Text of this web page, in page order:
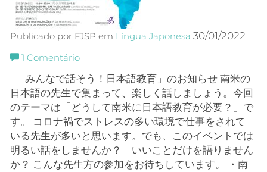
Publicado por FJSP em Língua Japonesa 30/01/2022
1 Comentário
「みんなで話そう！日本語教育」のお知らせ 南米の
日本語の先生で集まって、楽しく話しましょう。今回
のテーマは「どうして南米に日本語教育が必要？」で
す。 コロナ禍でストレスの多い環境で仕事をされて
いる先生が多いと思います。でも、このイベントでは
明るい話をしませんか？ いいことだけを語りません
か？ こんな先生方の参加をお待ちしています。 ・南